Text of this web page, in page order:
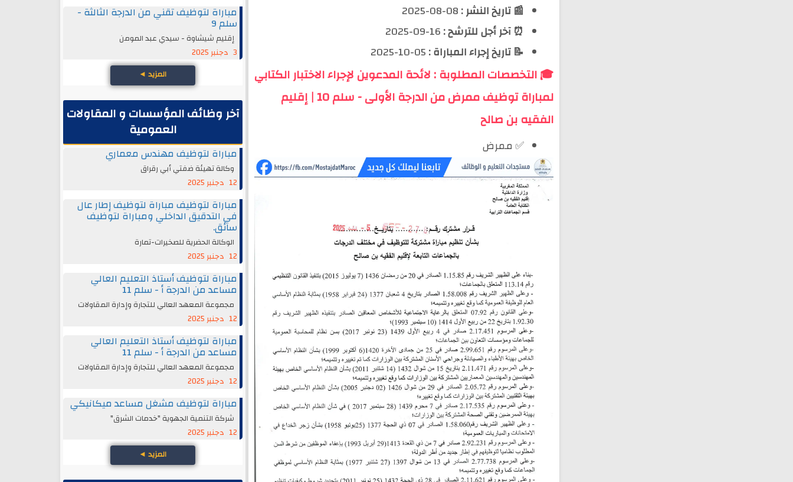
📰 تاريخ النشر :
⏰ آخر أجل للترشح :
📝 تاريخ إجراء المباراة :
🎓 التخصصات المطلوبة : لائحة المدعوين لإجراء الاختبار الكتابي
لمباراة توظيف ممرض من الدرجة الأولى - سلم 10 | إقليم
الفقيه بن صالح
✅ ممرض
مباراة لتوظيف تقني من الدرجة الثالثة -
سلم 9
إقليم شيشاوة - سيدي عبد المومن
3 دجنبر 2025
المزيد ◄
آخر وظائف المؤسسات و المقاولات
العمومية
مباراة لتوظيف مهندس معماري
وكالة تهيئة ضفتي أبي رقراق
12 دجنبر 2025
مباراة لتوظيف مباراة لتوظيف إطار عال
في التدقيق الداخلي ومباراة لتوظيف
سائق.
الوكالة الحضرية للصخيرات-تمارة
12 دجنبر 2025
مباراة لتوظيف أستاذ التعليم العالي
مساعد من الدرجة أ - سلم 11
مجموعة المعهد العالي للتجارة وإدارة المقاولات
12 دجنبر 2025
مباراة لتوظيف أستاذ التعليم العالي
مساعد من الدرجة أ - سلم 11
مجموعة المعهد العالي للتجارة وإدارة المقاولات
12 دجنبر 2025
مباراة لتوظيف مشغل مساعد ميكانيكي
شركة التنمية الجهوية "خدمات الشرق"
12 دجنبر 2025
المزيد ◄